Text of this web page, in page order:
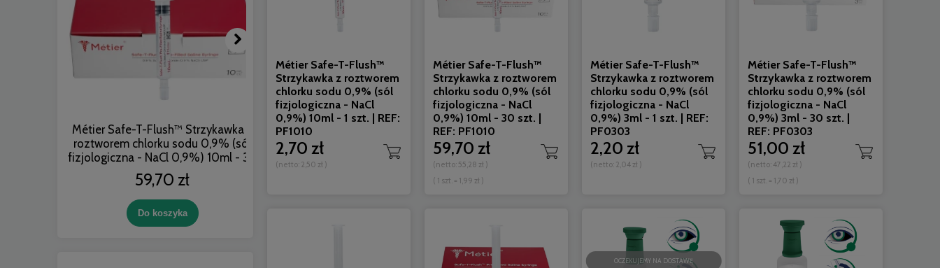
Métier Safe-T-Flush™ Strzykawka z
roztworem chlorku sodu 0,9% (sól
fizjologiczna - NaCl 0,9%) 10ml - 30
szt. | REF: PF1010
59,70 zł
Do koszyka
Métier Safe-T-Flush™ Strzykawka z
roztworem chlorku sodu 0,9% (sól
fizjologiczna - NaCl 0,9%) 5ml - 30
szt. | REF: PF0505
Métier Safe-T-Flush™ Strzykawka z
roztworem chlorku sodu 0,9% (sól
fizjologiczna - NaCl 0,9%) 5ml - 1 szt.
Zestaw do usuwania szwów nr 1
deltaset ZARYS / REF: DS-USZ-O-01
4,85 zł
roztworem
fizjologiczna -
Métier Safe-T-Flush™
Strzykawka z roztworem
chlorku sodu 0,9% (sól
fizjologiczna - NaCl
0,9%) 10ml - 1 szt. | REF:
PF1010
2,70 zł
(netto: 2,50 zł )
Métier Safe-T-Flush™
Strzykawka z roztworem
chlorku sodu 0,9% (sól
fizjologiczna - NaCl
0,9%) 10ml - 30 szt. |
REF: PF1010
59,70 zł
(netto: 55,28 zł )
( 1 szt. = 1,99 zł )
Métier Safe-T-Flush™
Strzykawka z roztworem
chlorku sodu 0,9% (sól
fizjologiczna - NaCl
0,9%) 3ml - 1 szt. | REF:
PF0303
2,20 zł
(netto: 2,04 zł )
Métier Safe-T-Flush™
Strzykawka z roztworem
chlorku sodu 0,9% (sól
fizjologiczna - NaCl
0,9%) 3ml - 30 szt. |
REF: PF0303
51,00 zł
(netto: 47,22 zł )
( 1 szt. = 1,70 zł )
OCZEKUJEMY NA DOSTAWĘ